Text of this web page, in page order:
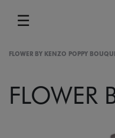
☰
Menu
FLOWER BY KENZO POPPY
FLOWER